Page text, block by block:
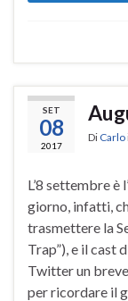
SET
08
2017
Di Carlo
L’8 settembre è
giorno, infatti,
trasmettere la
Trap”), e il cast
Twitter un
per ricordare il